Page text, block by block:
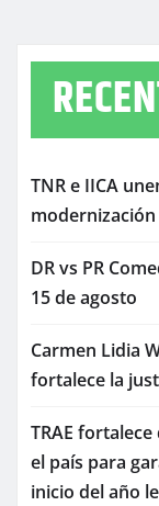
TNR e IICA
DR vs PR
15 de agosto
Carmen Lidia
fortalece la
TRAE
el país para
inicio del año